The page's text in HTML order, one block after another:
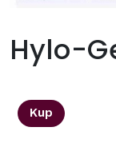
Hylo-
Kup